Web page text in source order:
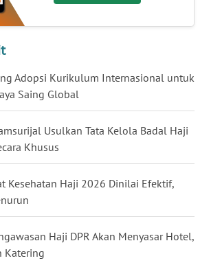
Adopsi Kurikulum Internasional untuk
Saing Global
Usulkan Tata Kelola Badal Haji
Khusus
Kesehatan Haji 2026 Dinilai Efektif,
Haji DPR Akan Menyasar Hotel,
Katering